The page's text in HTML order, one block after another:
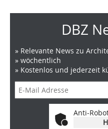
DBZ
» Relevante News zu
» wöchentlich
» Kostenlos und jederzeit
Anti-